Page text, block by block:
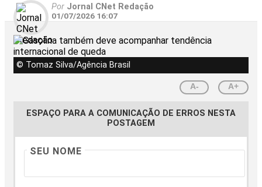
Por Jornal CNet Redação
01/07/2026 16:07
© Tomaz Silva/Agência Brasil
A- A+
ESPAÇO PARA A COMUNICAÇÃO DE ERROS NESTA
POSTAGEM
SEU NOME